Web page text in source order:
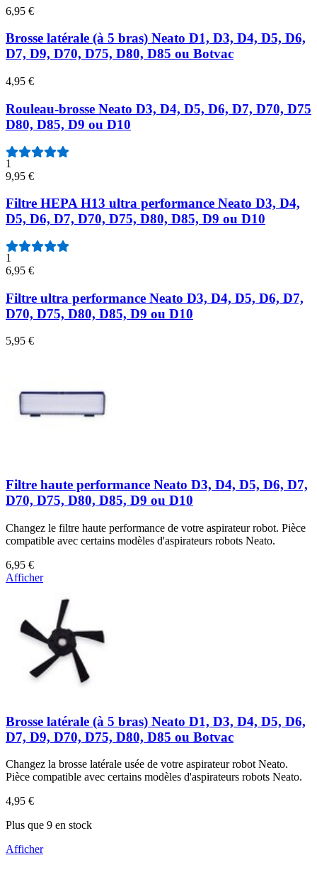
6,95 €
Brosse latérale (à 5 bras) Neato D1, D3, D4, D5, D6,
D7, D9, D70, D75, D80, D85 ou Botvac
4,95 €
Rouleau-brosse Neato D3, D4, D5, D6, D7, D70, D75
D80, D85, D9 ou D10
1
9,95 €
Filtre HEPA H13 ultra performance Neato D3, D4,
D5, D6, D7, D70, D75, D80, D85, D9 ou D10
1
6,95 €
Filtre ultra performance Neato D3, D4, D5, D6, D7,
D70, D75, D80, D85, D9 ou D10
5,95 €
Filtre haute performance Neato D3, D4, D5, D6, D7,
D70, D75, D80, D85, D9 ou D10
Changez le filtre haute performance de votre aspirateur robot. Pièce
compatible avec certains modèles d'aspirateurs robots Neato.
6,95 €
Afficher
Brosse latérale (à 5 bras) Neato D1, D3, D4, D5, D6,
D7, D9, D70, D75, D80, D85 ou Botvac
Changez la brosse latérale usée de votre aspirateur robot Neato.
Pièce compatible avec certains modèles d'aspirateurs robots Neato.
4,95 €
Plus que 9 en stock
Afficher